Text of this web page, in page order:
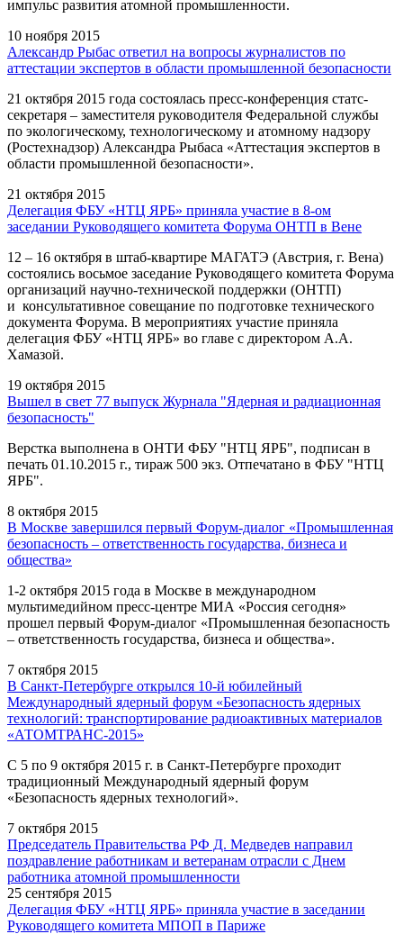
импульс развития атомной промышленности.
10 ноября 2015
Александр Рыбас ответил на вопросы журналистов по
аттестации экспертов в области промышленной безопасности
21 октября 2015 года состоялась пресс-конференция статс-
секретаря – заместителя руководителя Федеральной службы
по экологическому, технологическому и атомному надзору
(Ростехнадзор) Александра Рыбаса «Аттестация экспертов в
области промышленной безопасности».
21 октября 2015
Делегация ФБУ «НТЦ ЯРБ» приняла участие в 8-ом
заседании Руководящего комитета Форума ОНТП в Вене
12 – 16 октября в штаб-квартире МАГАТЭ (Австрия, г. Вена)
состоялись восьмое заседание Руководящего комитета Форума
организаций научно-технической поддержки (ОНТП)
и консультативное совещание по подготовке технического
документа Форума. В мероприятиях участие приняла
делегация ФБУ «НТЦ ЯРБ» во главе с директором А.А.
Хамазой.
19 октября 2015
Вышел в свет 77 выпуск Журнала "Ядерная и радиационная
безопасность"
Верстка выполнена в ОНТИ ФБУ "НТЦ ЯРБ", подписан в
печать 01.10.2015 г., тираж 500 экз. Отпечатано в ФБУ "НТЦ
ЯРБ".
8 октября 2015
В Москве завершился первый Форум-диалог «Промышленная
безопасность – ответственность государства, бизнеса и
общества»
1-2 октября 2015 года в Москве в международном
мультимедийном пресс-центре МИА «Россия сегодня»
прошел первый Форум-диалог «Промышленная безопасность
– ответственность государства, бизнеса и общества».
7 октября 2015
В Санкт-Петербурге открылся 10-й юбилейный
Международный ядерный форум «Безопасность ядерных
технологий: транспортирование радиоактивных материалов
«АТОМТРАНС-2015»
С 5 по 9 октября 2015 г. в Санкт-Петербурге проходит
традиционный Международный ядерный форум
«Безопасность ядерных технологий».
7 октября 2015
Председатель Правительства РФ Д. Медведев направил
поздравление работникам и ветеранам отрасли с Днем
работника атомной промышленности
25 сентября 2015
Делегация ФБУ «НТЦ ЯРБ» приняла участие в заседании
Руководящего комитета МПОП в Париже